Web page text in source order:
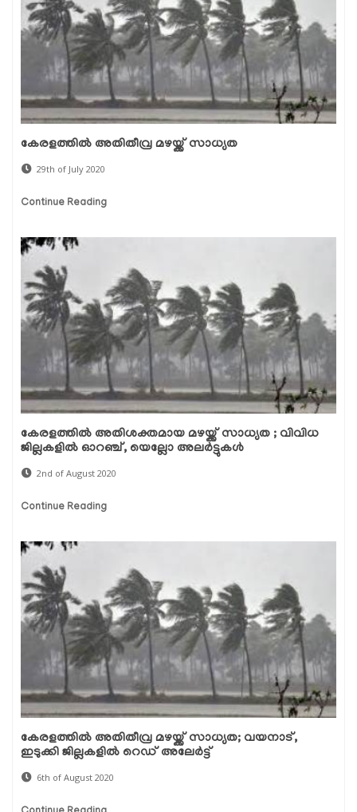
കേരളത്തിൽ അതിതീവ്ര മഴയ്ക്ക് സാധ്യത
29th of July 2020
Continue Reading
കേരളത്തിൽ അതിശക്തമായ മഴയ്ക്ക് സാധ്യത ; വിവിധ
ജില്ലകളിൽ ഓറഞ്ച്, യെല്ലോ അലർട്ടുകൾ
2nd of August 2020
Continue Reading
കേരളത്തിൽ അതിതീവ്ര മഴയ്ക്ക് സാധ്യത; വയനാട്,
ഇടുക്കി ജില്ലകളിൽ റെഡ് അലേർട്ട്
6th of August 2020